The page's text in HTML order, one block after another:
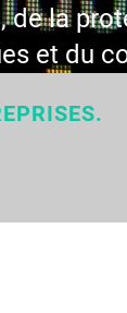
de la
et du